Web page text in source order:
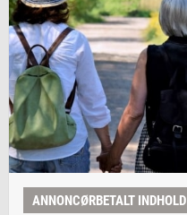
ANNONCØRBETALT INDHOLD